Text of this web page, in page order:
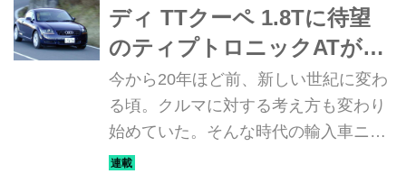
ディ TTクーペ 1.8Tに待望
のティプトロニックATが設
定された
今から20年ほど前、新しい世紀に変わ
る頃。クルマに対する考え方も変わり
始めていた。そんな時代の輸入車ニュ
ーモデルのインプレッションを当時の